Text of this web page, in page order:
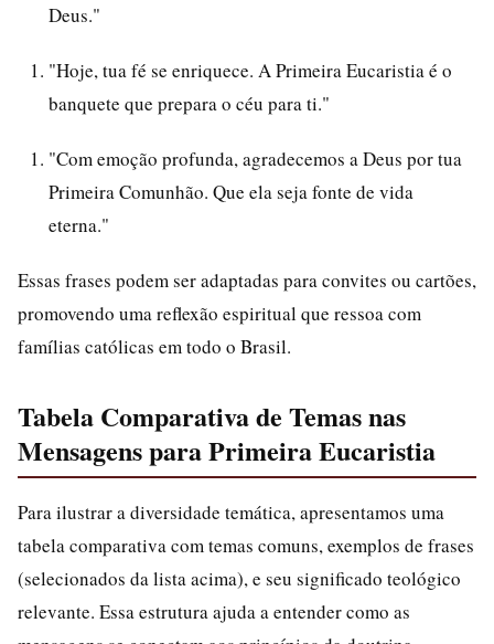
Deus."
"Hoje, tua fé se enriquece. A Primeira Eucaristia é o
banquete que prepara o céu para ti."
"Com emoção profunda, agradecemos a Deus por tua
Primeira Comunhão. Que ela seja fonte de vida
eterna."
Essas frases podem ser adaptadas para convites ou cartões,
promovendo uma reflexão espiritual que ressoa com
famílias católicas em todo o Brasil.
Tabela Comparativa de Temas nas
Mensagens para Primeira Eucaristia
Para ilustrar a diversidade temática, apresentamos uma
tabela comparativa com temas comuns, exemplos de frases
(selecionados da lista acima), e seu significado teológico
relevante. Essa estrutura ajuda a entender como as